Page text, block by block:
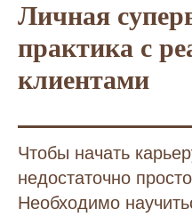
Личная
практика с
клиентами
Чтобы начать
недостаточно
Необходимо